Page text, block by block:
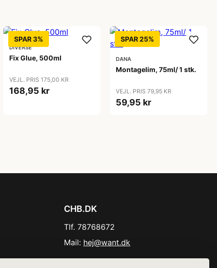
SPAR 3%
DIVERSE
Fix Glue, 500ml
VEJL. PRIS 175,00 KR
168,95 kr
SPAR 25%
DANA
Montagelim, 75ml/ 1 stk.
VEJL. PRIS 79,95 KR
59,95 kr
CHB.DK
Tlf. 78768672
Mail: hej@want.dk